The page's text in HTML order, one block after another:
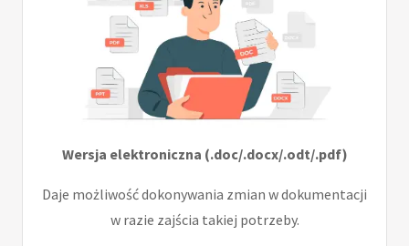
Wersja elektroniczna (.doc/.docx/.odt/.pdf)
Daje możliwość dokonywania zmian w dokumentacji
w razie zajścia takiej potrzeby.